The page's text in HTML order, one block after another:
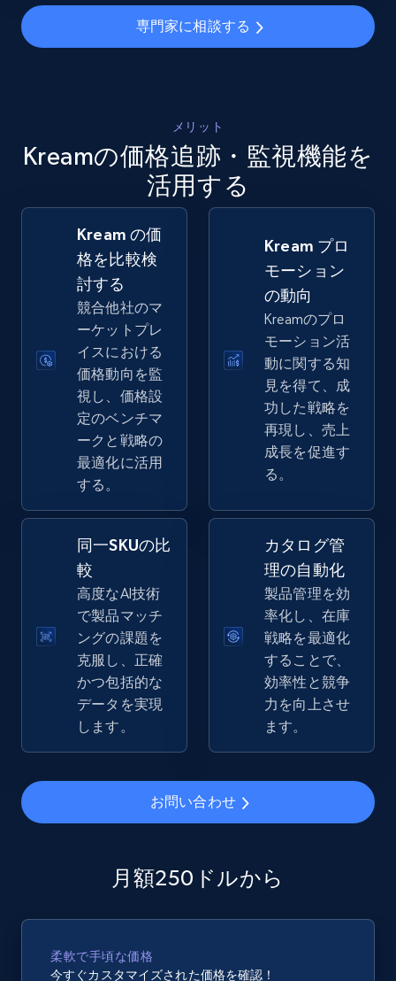
5.4K+ 668+ 今すぐ始める
Amazon sellers info
Seller id, URL, Seller name, Description, Detailed
info, Stars, Feedbacks, Return policy, and more.
2.5K+ 378+ 今すぐ始める
URL, Product id, Title, Seller name, Seller rating,
Seller reviews, Breadcrumbs, Root category, and
2.5K+ 359+ 今すぐ始める
eBay - Gather data on products using
specified keywords
URL, Product id, Title, Seller name, Seller rating,
Seller reviews, Breadcrumbs, Root category, and
URL, Product id, Title, Seller name, Seller rating,
Seller reviews, Breadcrumbs, Root category, and
2.5K+ 359+
専門家に相談する
メリット
Kreamの価格追跡・監視機能を
活用する
Kream の価
格を比較検
討する
競合他社のマ
ーケットプレ
イスにおける
価格動向を監
視し、価格設
定のベンチマ
ークと戦略の
最適化に活用
する。
Kream プロ
モーション
の動向
Kreamのプロ
モーション活
動に関する知
見を得て、成
功した戦略を
再現し、売上
成長を促進す
る。
同一SKUの比
較
高度なAI技術
で製品マッチ
ングの課題を
克服し、正確
かつ包括的な
データを実現
します。
カタログ管
理の自動化
製品管理を効
率化し、在庫
戦略を最適化
することで、
効率性と競争
力を向上させ
ます。
お問い合わせ
月額250ドルから
柔軟で手頃な価格
今すぐカスタマイズされた価格を確認！